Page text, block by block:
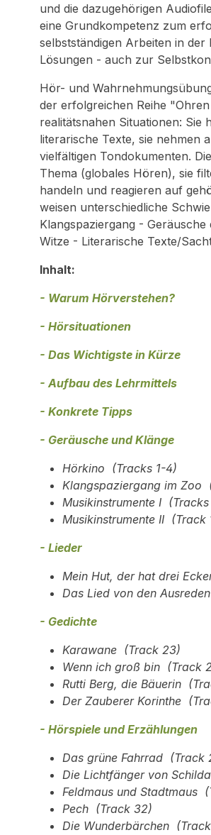
und die dazugehörigen
eine Grundkompetenz zum
selbstständigen Arbeiten in
Lösungen - auch zur
Hör- und
der erfolgreichen Reihe
realitätsnahen Situationen:
literarische Texte, sie nehmen
vielfältigen Tondokumenten.
Thema (globales Hören), sie
handeln und reagieren auf
weisen unterschiedliche
Klangspaziergang -
Witze - Literarische Texte/
Inhalt:
- Warum Hörverstehen?
- Hörsituationen
- Das Wichtigste in Kürze
- Aufbau des Lehrmittels
- Konkrete Tipps
- Geräusche und Klänge
Hörkino (Tracks 1-4)
Klangspaziergang im Zoo
Musikinstrumente I (Tracks
Musikinstrumente II (Track
- Lieder
Mein Hut, der hat drei
Das Lied von den
- Gedichte
Karawane (Track 23)
Wenn ich groß bin (Track
Rutti Berg, die Bäuerin
Der Zauberer Korinthe
- Hörspiele und Erzählungen
Das grüne Fahrrad (Track
Die Lichtfänger von
Feldmaus und Stadtmaus
Pech (Track 32)
Die Wunderbärchen